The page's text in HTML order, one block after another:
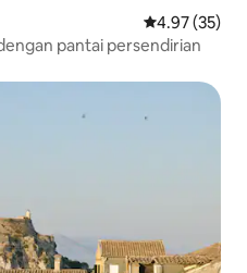
Penarafan
4.97 (35)
pantai persendirian